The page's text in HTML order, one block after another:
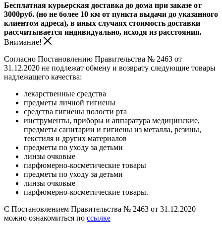
Бесплатная курьерская доставка до дома при заказе от
3000руб. (но не более 10 км от пункта выдачи до указанного
клиентом адреса), в иных случаях стоимость доставки
рассчитывается индивидуально, исходя из расстояния.
Внимание!
Согласно Постановлению Правительства № 2463 от
31.12.2020 не подлежат обмену и возврату следующие товары
надлежащего качества:
лекарственные средства
предметы личной гигиены
средства гигиены полости рта
инструменты, приборы и аппаратура медицинские,
предметы санитарии и гигиены из металла, резины,
текстиля и других материалов
предметы по уходу за детьми
линзы очковые
парфюмерно-косметические товары
предметы по уходу за детьми
линзы очковые
парфюмерно-косметические товары.
С Постановлением Правительства № 2463 от 31.12.2020
можно ознакомиться по ссылке